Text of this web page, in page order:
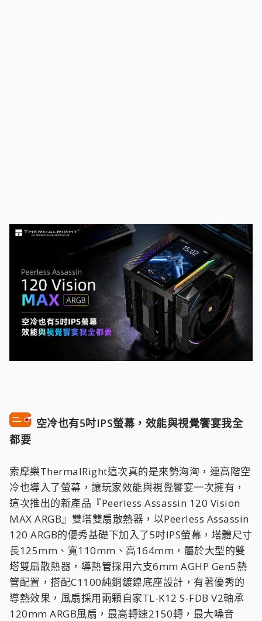
空冷也有5吋IPS螢幕，效能與視覺饗宴我全
都要
索摩樂ThermalRight這次真的是來勢洶洶，連高階空
冷也導入了螢幕，讓玩家效能與視覺饗宴一次擁有，
這次推出的新產品『Peerless Assassin 120 Vision
MAX ARGB』雙塔雙扇散熱器，以Peerless Assassin
120 ARGB的優秀基礎下加入了5吋IPS螢幕，塔體尺寸
長125mm、寬110mm、高164mm，屬於大型的雙
塔雙扇散熱器，導熱管採用六支6mm AGHP Gen5熱
管配置，搭配C1100純銅鍍鎳底座設計，有著優秀的
導熱效果，風扇採用兩顆自家TL-K12 S-FDB V2軸承
120mm ARGB風扇，最高轉速2150轉，最大噪音